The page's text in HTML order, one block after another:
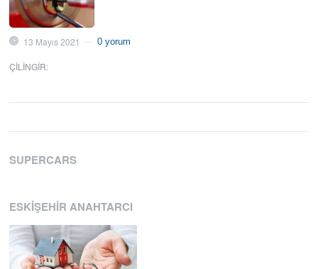
13 Mayıs 2021 0 yorum
ÇILINGIR:
SUPERCARS
ESKIŞEHIR ANAHTARCI